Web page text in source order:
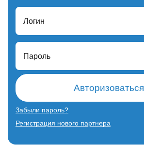
Логин
Пароль
Авторизоваться
Забыли пароль?
Регистрация нового партнера